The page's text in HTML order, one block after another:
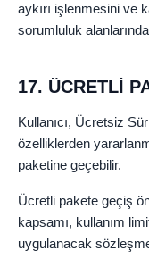
aykırı işlenmesini ve
sorumluluk
17. ÜCRETLİ
Kullanıcı, Ücretsiz
özelliklerden
paketine geçebilir.
Ücretli pakete geçiş
kapsamı, kullanım
uygulanacak